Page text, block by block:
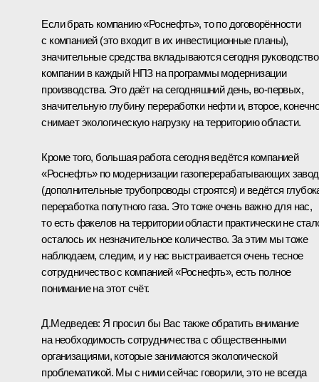
Если брать компанию «Роснефть», то по договорённости
с компанией (это входит в их инвестиционные планы),
значительные средства вкладываются сегодня
компании в каждый НПЗ на программы модернизации
производства. Это даёт на сегодняшний день, во‑первых,
значительную глубину переработки нефти и, второе,
снимает экологическую нагрузку на территорию области.
Кроме того, большая работа сегодня ведётся компанией
«Роснефть» по модернизации газоперерабатывающих
(дополнительные трубопроводы строятся) и ведётся
переработка попутного газа. Это тоже очень важно для нас,
то есть факелов на территории области практически не
осталось их незначительное количество. За этим мы тоже
наблюдаем, следим, и у нас выстраивается очень тесное
сотрудничество с компанией «Роснефть», есть полное
понимание на этот счёт.
Д.Медведев: Я просил бы Вас также обратить внимание
на необходимость сотрудничества с общественными
организациями, которые занимаются экологической
проблематикой. Мы с ними сейчас говорили, это не всегда